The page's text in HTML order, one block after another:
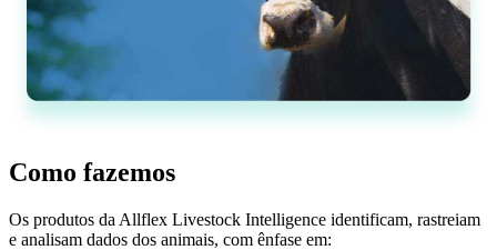
Como fazemos
Os produtos da Allflex Livestock Intelligence identificam, rastreiam
e analisam dados dos animais, com ênfase em: